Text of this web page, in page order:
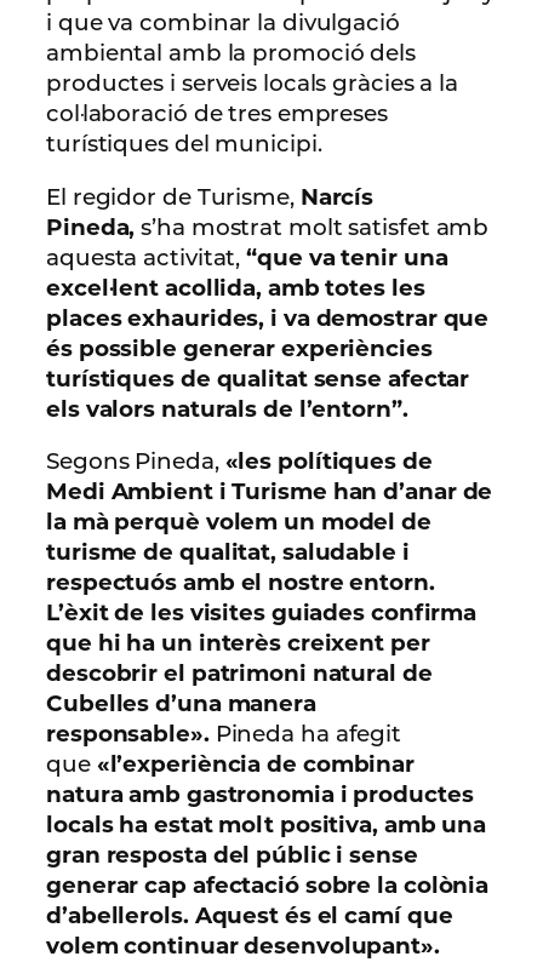
i que va combinar la divulgació
ambiental amb la promoció dels
productes i serveis locals gràcies a la
col·laboració de tres empreses
turístiques del municipi.
El regidor de Turisme,Narcís
Pineda, s’ha mostrat molt satisfet amb
aquesta activitat,“que va tenir una
excel·lent acollida, amb totes les
places exhaurides, i va demostrar que
és possible generar experiències
turístiques de qualitat sense afectar
els valors naturals de l’entorn”.
Segons Pineda, «les polítiques de
Medi Ambient i Turisme han d’anar de
la mà perquè volem un model de
turisme de qualitat, saludable i
respectuós amb el nostre entorn.
L’èxit de les visites guiades confirma
que hi ha un interès creixent per
descobrir el patrimoni natural de
Cubelles d’una manera
responsable». Pineda ha afegit
que «l’experiència de combinar
natura amb gastronomia i productes
locals ha estat molt positiva, amb una
gran resposta del públic i sense
generar cap afectació sobre la colònia
d’abellerols. Aquest és el camí que
volem continuar desenvolupant».